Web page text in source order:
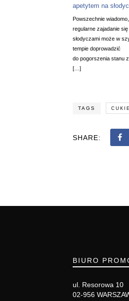
apetytem na
Powszechnie
regularne zajadanie się
słodyczami może w
tempie doprowadzić
do pogorszenia stanu
[…]
TAGS
SHARE:
BIURO
ul. Resorowa 10
02-956